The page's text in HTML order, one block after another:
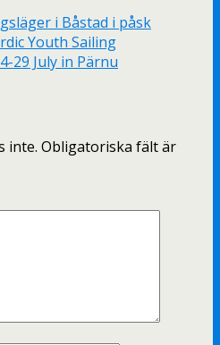
i Båstad i påsk
Youth Sailing
29 July in Pärnu
inte. Obligatoriska fält är